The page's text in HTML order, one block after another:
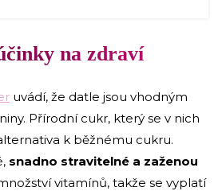
na zdraví
uvádí, že datle jsou vhodným
Přírodní cukr, který se v nich
k běžnému cukru.
snadno stravitelné a zaženou
vitamínů, takže se vyplatí